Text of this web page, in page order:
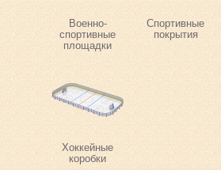
Военно-
спортивные
площадки
Спортивные
покрытия
Хоккейные
коробки